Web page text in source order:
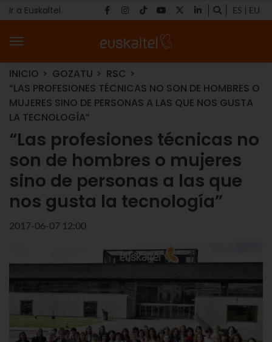
Ir a Euskaltel ES EU
INICIO GOZATU
RSC
“LAS PROFESIONES TÉCNICAS NO SON DE HOMBRES O
MUJERES SINO DE PERSONAS A LAS QUE NOS GUSTA
LA TECNOLOGÍA”
“Las profesiones técnicas no
son de hombres o mujeres
sino de personas a las que
nos gusta la tecnología”
2017-06-07 12:00